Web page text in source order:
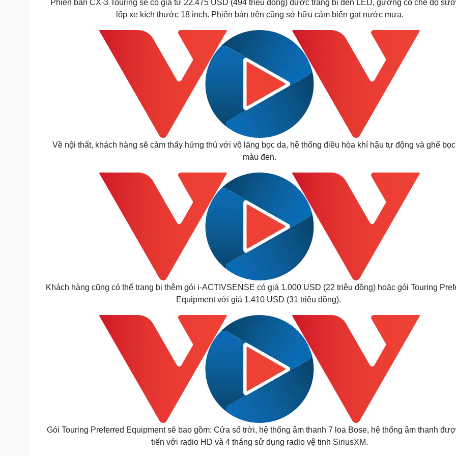
Phiên bản CX-3 Touring sẽ có giá từ 22.475 USD (494 triệu đồng) được trang bị đèn LED, gương có chế độ
lốp xe kích thước 18 inch. Phiên bản trên cũng sở hữu cảm biến gạt nước mưa.
Về nội thất, khách hàng sẽ cảm thấy hứng thú với vô lăng bọc da, hệ thống điều hòa khí hậu tự động và ghế
màu đen.
Khách hàng cũng có thể trang bị thêm gói i-ACTIVSENSE có giá 1.000 USD (22 triệu đồng) hoặc gói Touring
Equipment với giá 1.410 USD (31 triệu đồng).
Gói Touring Preferred Equipment sẽ bao gồm: Cửa sổ trời, hệ thống âm thanh 7 loa Bose, hệ thống âm thanh
tiến với radio HD và 4 tháng sử dụng radio vệ tinh SiriusXM.